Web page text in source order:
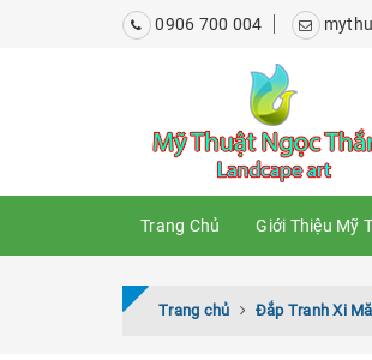
0906 700 004
Trang Chủ Giới Thiệu Mỹ
Trang chủ Đắp Tranh Xi